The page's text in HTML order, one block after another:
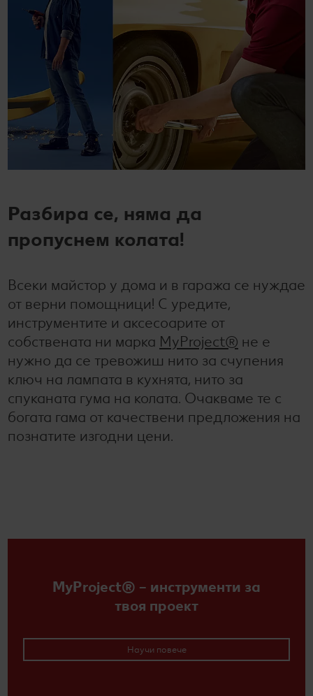
Разбира се, няма да
пропуснем колата!
Всеки майстор у дома и в гаража се нуждае
от верни помощници! С уредите,
инструментите и аксесоарите от
собствената ни марка MyProject® не е
нужно да се тревожиш нито за счупения
ключ на лампата в кухнята, нито за
спуканата гума на колата. Очакваме те с
богата гама от качествени предложения на
познатите изгодни цени.
MyProject® – инструменти за
твоя проект
Научи повече